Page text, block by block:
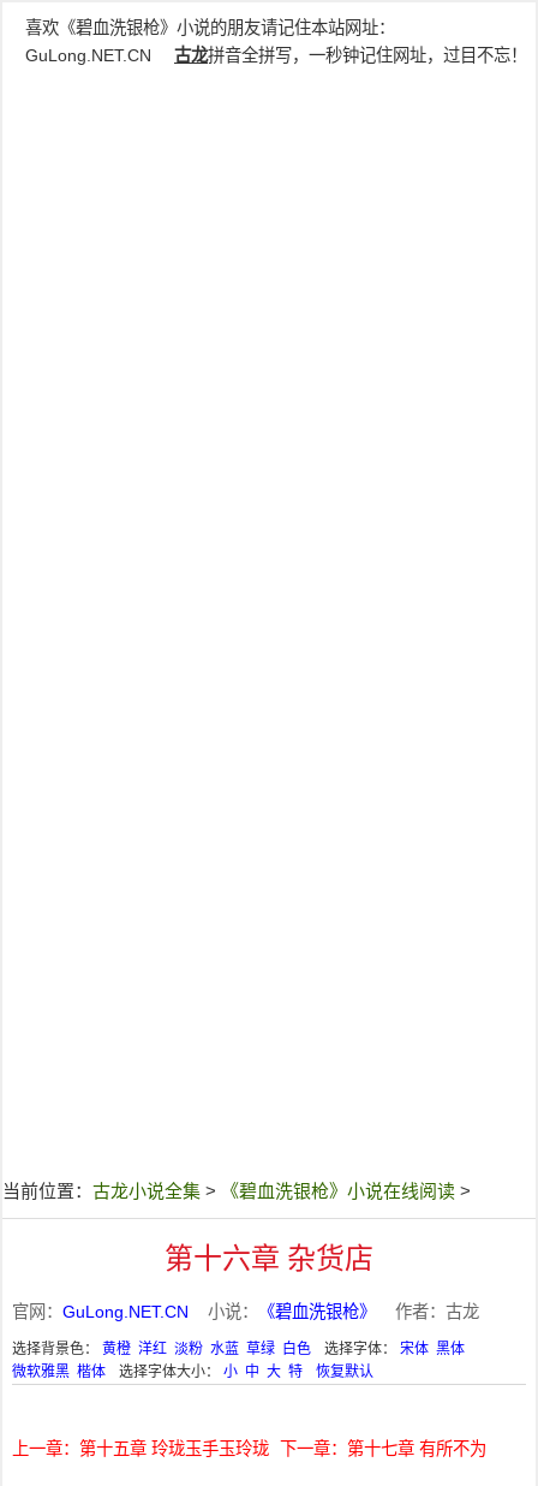
喜欢《碧血洗银枪》小说的朋友请记住本站网址：
GuLong.NET.CN
古龙拼音全拼写，一秒钟记住网址，过目不忘！
当前位置： 古龙小说全集 > 《碧血洗银枪》小说在线阅读 >
第十六章 杂货店
官网： GuLong.NET.CN 小说： 《碧血洗银枪》 作者：古龙
选择背景色： 黄橙 洋红 淡粉 水蓝 草绿 白色 选择字体： 宋体 黑体
微软雅黑 楷体 选择字体大小： 小 中 大 特 恢复默认
上一章：第十五章 玲珑玉手玉玲珑 下一章：第十七章 有所不为